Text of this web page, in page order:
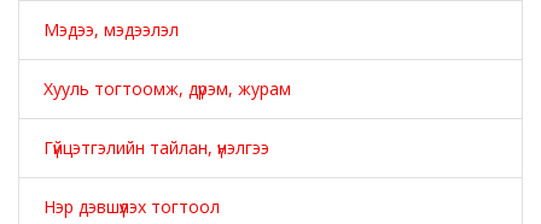
Мэдээ, мэдээлэл
Хууль тогтоомж, дүрэм, журам
Гүйцэтгэлийн тайлан, үнэлгээ
Нэр дэвшүүлэх тогтоол